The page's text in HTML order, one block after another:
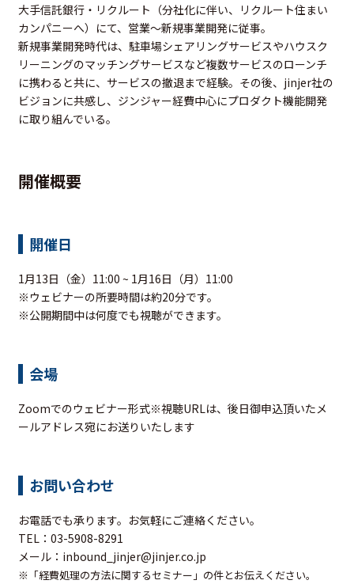
大手信託銀行・リクルート（分社化に伴い、リクルート住まい
カンパニーへ）にて、営業〜新規事業開発に従事。
新規事業開発時代は、駐車場シェアリングサービスやハウスク
リーニングのマッチングサービスなど複数サービスのローンチ
に携わると共に、サービスの撤退まで経験。その後、jinjer社の
ビジョンに共感し、ジンジャー経費中心にプロダクト機能開発
に取り組んでいる。
開催概要
開催日
1月13日（金）11:00 ~ 1月16日（月）11:00
※ウェビナーの所要時間は約20分です。
※公開期間中は何度でも視聴ができます。
会場
Zoomでのウェビナー形式※視聴URLは、後日御申込頂いたメ
ールアドレス宛にお送りいたします
お問い合わせ
お電話でも承ります。お気軽にご連絡ください。
TEL：03-5908-8291
メール： inbound_jinjer@jinjer.co.jp
※「経費処理の方法に関するセミナー」の件とお伝えください。